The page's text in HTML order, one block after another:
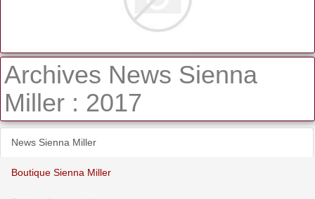
Archives News Sienna
Miller : 2017
News Sienna Miller
Boutique Sienna Miller